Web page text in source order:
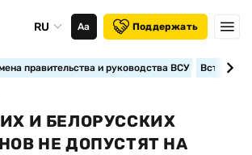
RU Аа Поддержать
правительства и руководства ВСУ
И БЕЛОРУССКИХ
НЕ ДОПУСТЯТ НА